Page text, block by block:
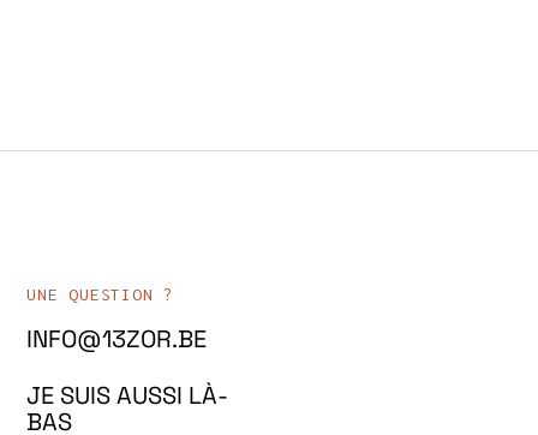
UNE QUESTION ?
INFO@13ZOR.BE
JE SUIS AUSSI LÀ-
BAS